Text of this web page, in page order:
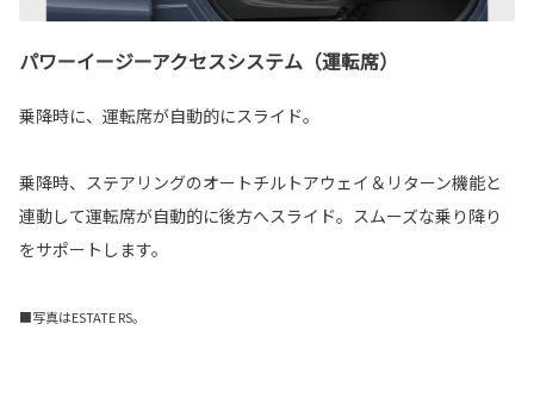
パワーイージーアクセスシステム（運転席）
乗降時に、運転席が自動的にスライド。
乗降時、ステアリングのオートチルトアウェイ＆リターン機能と
連動して運転席が自動的に後方へスライド。スムーズな乗り降り
をサポートします。
■写真はESTATE RS。